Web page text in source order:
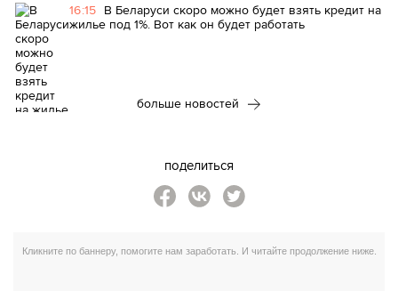
16:15 В Беларуси скоро можно будет взять кредит на
жилье под 1%. Вот как он будет работать
больше новостей
поделиться